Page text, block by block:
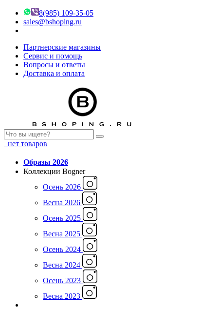
8(985) 109-35-05
sales@bshoping.ru
Партнерские магазины
Сервис и помощь
Вопросы и ответы
Доставка и оплата
нет товаров
Образы 2026
Коллекции Bogner
Осень 2026
Весна 2026
Осень 2025
Весна 2025
Осень 2024
Весна 2024
Осень 2023
Весна 2023